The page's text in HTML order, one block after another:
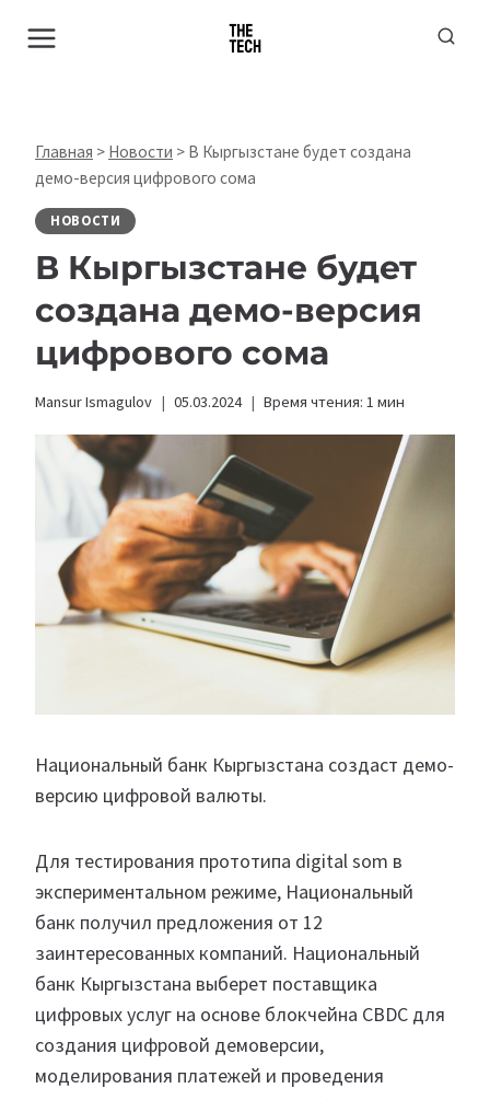
Главная > Новости > В Кыргызстане будет создана
демо-версия цифрового сома
НОВОСТИ
В Кыргызстане будет
создана демо-версия
цифрового сома
Mansur Ismagulov 05.03.2024 Время чтения: 1 мин
Национальный банк Кыргызстана создаст демо-
версию цифровой валюты.
Для тестирования прототипа digital som в
экспериментальном режиме, Национальный
банк получил предложения от 12
заинтересованных компаний. Национальный
банк Кыргызстана выберет поставщика
цифровых услуг на основе блокчейна CBDC для
создания цифровой демоверсии,
моделирования платежей и проведения